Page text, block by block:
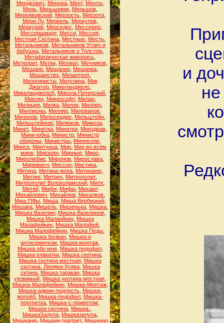
Мендкович
Менора, Мент, Менты,
Мень, Меньшевик, Меньшов,
Мережковский, Мерзость, Мерзота,
Мери Лу, Меркель, Меркулов,
Меркурий, Мерседес Мессерер,
Мессершмидт, Месси, Мессия,
Местная Скотина Местные Месть
Метальников, Метальников Углич и
бабушка, Метальников о Толстом
Метафизическая живопись
Метеорит, Метки, Мехмат, Мечников,
Мещане Мещанин Мещанка
Мещанство, Мизантроп,
Мизогинисты, Мизулина, Мик
Джаггер Микеланджело
МикеланджелоХ Микола Питерский
Микоян, Микрософт, Милан,
Милиция Милка Милле Миллер
Миллионы Милляр Милованов
Милонов Милосердие Мильштейн
Мильштейнню Милюков Мимоза
Минет, Минетка Минетки Минздрав
Мини-юбка Министр Министр
обороны Министры Миннелли
Минск Минтчица Мир Мир во всём
мире, Мирзоян, Мирные, Миро,
Миролюбие Миронов Мирослава
Мирювисч
Миссон Мистика
Митина Митина-жопа Митинаню
Митинг, Митрич Митрополит,
Митрополит Волоколамский Митя
Митяй, Мифи, Мифы, Михаил
Михайлович
Михайлов, Михалков,
Миш.ПФы, Миша, Миша Вербицкий,
Мишака Мишель Мишенька Мишка
Мишка Вазелин, Мишка Вазелинов,
Мишка Малаейкин, Мишка
Малафейкин Мишка Малофей
Мишка Малофейкин Мишка Педы
Мишка болван Мишка и
антисемитизм
Мишка монтаж
Мишка обо мне, Мишка педофил,
Мишка плакатки Мишка скотина
Мишка скотина местная, Мишка
скотина. Люляка-Хуяка, Мишка
сктина, Мишка таракан, Мишка
уязвимый Мишка чкотина местная
Мишка-Малафейкин, Мишка-Монтаж,
Мишка-админ-подлость, Мишка-
жопоёб Мишка-педофил Мишка-
портретка Мишка-с-приветом
Мишка-скотина Мишка.
МишкаЗалупа, Мишказалупа,
Мишканю, Мишкин портрет, Мишкино
и